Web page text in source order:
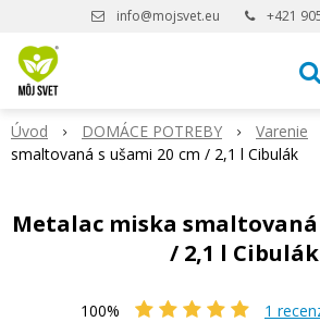
info@mojsvet.eu +421
Úvod DOMÁCE POTREBY Varenie
smaltovaná s ušami 20 cm / 2,1 l Cibulák
Metalac miska smaltovaná
/ 2,1 l Cibulák
100% 1